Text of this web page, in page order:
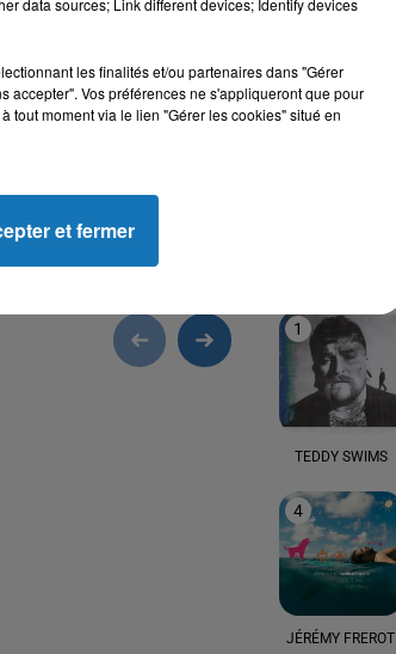
1
TEDDY SWIMS
4
JÉRÉMY FREROT
data sources; Link different devices; Identify devices
les finalités et/ou partenaires dans "Gérer
accepter". Vos préférences ne s'appliqueront que pour
tout moment via le lien "Gérer les cookies" situé en
et fermer